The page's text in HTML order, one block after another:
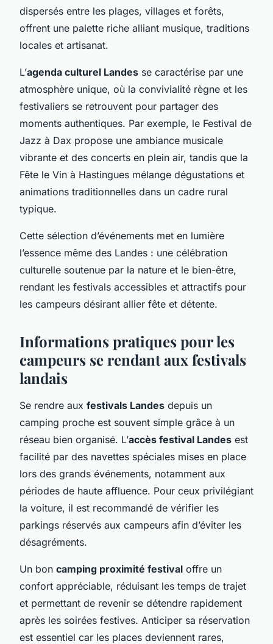
dispersés entre les plages, villages et forêts,
offrent une palette riche alliant musique, traditions
locales et artisanat.
L’agenda culturel Landes se caractérise par une
atmosphère unique, où la convivialité règne et les
festivaliers se retrouvent pour partager des
moments authentiques. Par exemple, le Festival de
Jazz à Dax propose une ambiance musicale
vibrante et des concerts en plein air, tandis que la
Fête le Vin à Hastingues mélange dégustations et
animations traditionnelles dans un cadre rural
typique.
Cette sélection d’événements met en lumière
l’essence même des Landes : une célébration
culturelle soutenue par la nature et le bien-être,
rendant les festivals accessibles et attractifs pour
les campeurs désirant allier fête et détente.
Informations pratiques pour les
campeurs se rendant aux festivals
landais
Se rendre aux festivals Landes depuis un
camping proche est souvent simple grâce à un
réseau bien organisé. L’accès festival Landes est
facilité par des navettes spéciales mises en place
lors des grands événements, notamment aux
périodes de haute affluence. Pour ceux privilégiant
la voiture, il est recommandé de vérifier les
parkings réservés aux campeurs afin d’éviter les
désagréments.
Un bon camping proximité festival offre un
confort appréciable, réduisant les temps de trajet
et permettant de revenir se détendre rapidement
après les soirées festives. Anticiper sa réservation
est essentiel car les places deviennent rares,